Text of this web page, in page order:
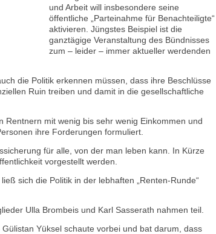
und Arbeit will insbesondere seine
öffentliche „Parteinahme für Benachteiligte“
aktivieren. Jüngstes Beispiel ist die
ganztägige Veranstaltung des Bündnisses
zum – leider – immer aktueller werdenden
die Politik erkennen müssen, dass ihre Beschlüsse
Ruin treiben und damit in die gesellschaftliche
Rentnern mit wenig bis sehr wenig Einkommen und
ihre Forderungen formuliert.
für alle, von der man leben kann. In Kürze
vorgestellt werden.
sich die Politik in der lebhaften „Renten-Runde“
Ulla Brombeis und Karl Sasserath nahmen teil.
Yüksel schaute vorbei und bat darum, dass